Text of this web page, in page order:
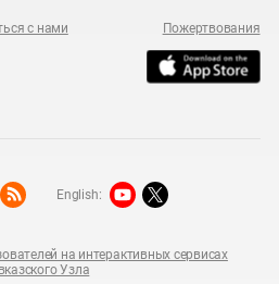
с нами Пожертвования
на интерактивных сервисах
Узла
English: